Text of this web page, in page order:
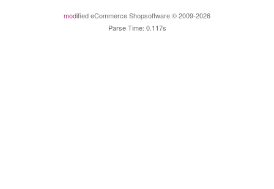
modified eCommerce Shopsoftware © 2009-2026
Parse Time: 0.117s